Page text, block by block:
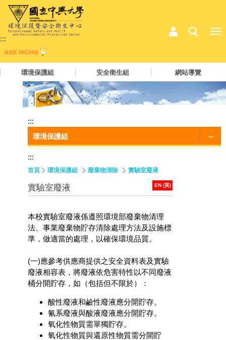
:::
環境保護組 安全衛生組 網站導覽
:::
環境保護組
:::
首頁 環境保護組 廢棄物清除 實驗室廢液
EN (英)
實驗室廢液
本校實驗室廢液係遵照環境部廢棄物清理
法、事業廢棄物貯存清除處理方法及設施標
準，做適當的處理，以確保環境品質。
(一)應參考供應商提供之安全資料表及實驗
廢液相容表，將廢液依危害特性以不同廢液
桶分開貯存，如（包括但不限於）：
酸性廢液和鹼性廢液應分開貯存。
氰系廢液與酸液廢液應分開貯存。
氧化性物質需單獨貯存。
氧化性物質與還原性物質需分開貯